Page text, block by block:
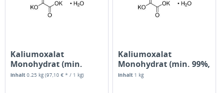
Kaliumoxalat
Monohydrat (min.
99,5%, zur Analyse)
Inhalt0.25 kg(97,10 € * / 1 kg)
Kaliumoxalat
Monohydrat (min. 99%,
reinst)
Inhalt 1 kg